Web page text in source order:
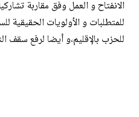
الانفتاح و العمل وفق مقاربة
للمتطلبات و الأولويات الحقيقية
للحزب بالإقليم،و أيضا لرفع سقف